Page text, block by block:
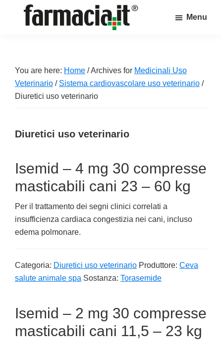
sul
mondo
della
Menu
You are here: Home /Archives for Medicinali Uso
Veterinario / Sistema cardiovascolare uso veterinario /
Diuretici uso veterinario
Diuretici uso veterinario
Isemid – 4 mg 30 compresse
masticabili cani 23 – 60 kg
Per il trattamento dei segni clinici correlati a
insufficienza cardiaca congestizia nei cani, incluso
edema polmonare.
Categoria: Diuretici uso veterinario Produttore: Ceva
salute animale spa Sostanza: Torasemide
Isemid – 2 mg 30 compresse
masticabili cani 11,5 – 23 kg